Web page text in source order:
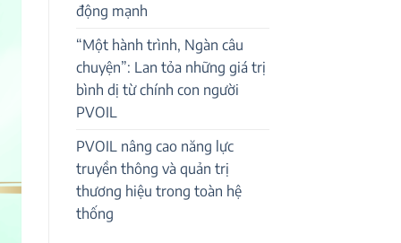
động mạnh
“Một hành trình, Ngàn câu
chuyện”: Lan tỏa những giá trị
bình dị từ chính con người
PVOIL
PVOIL nâng cao năng lực
truyền thông và quản trị
thương hiệu trong toàn hệ
thống